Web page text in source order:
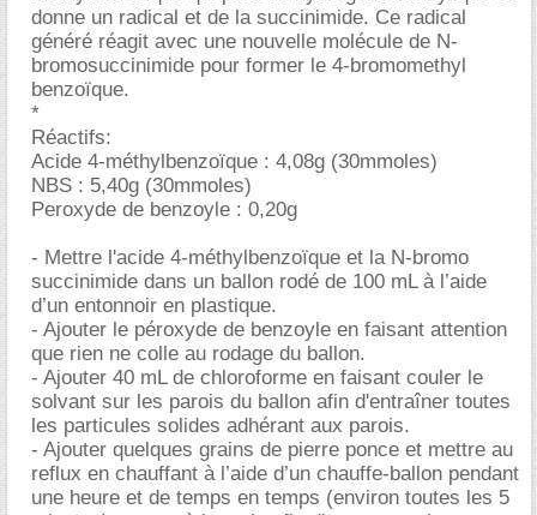
donne un radical et de la succinimide. Ce radical
généré réagit avec une nouvelle molécule de N-
bromosuccinimide pour former le 4-bromomethyl
benzoïque.
*
Réactifs:
Acide 4-méthylbenzoïque : 4,08g (30mmoles)
NBS : 5,40g (30mmoles)
Peroxyde de benzoyle : 0,20g
- Mettre l'acide 4-méthylbenzoïque et la N-bromo
succinimide dans un ballon rodé de 100 mL à l’aide
d’un entonnoir en plastique.
- Ajouter le péroxyde de benzoyle en faisant attention
que rien ne colle au rodage du ballon.
- Ajouter 40 mL de chloroforme en faisant couler le
solvant sur les parois du ballon afin d'entraîner toutes
les particules solides adhérant aux parois.
- Ajouter quelques grains de pierre ponce et mettre au
reflux en chauffant à l’aide d’un chauffe-ballon pendant
une heure et de temps en temps (environ toutes les 5